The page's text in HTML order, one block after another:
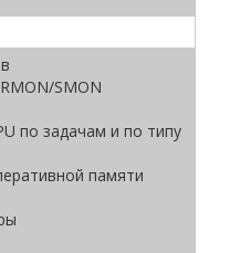
SMON
по задачам и по типу
памяти